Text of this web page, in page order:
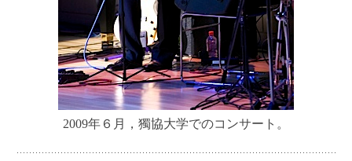
2009年６月，獨協大学でのコンサート。